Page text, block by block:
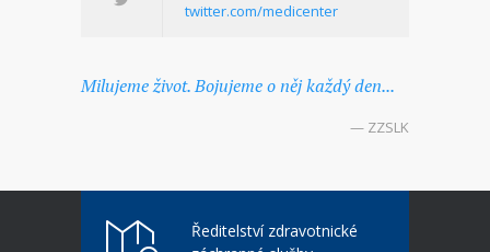
twitter.com/medicenter
Milujeme život. Bojujeme o něj každý den...
— ZZSLK
Ředitelství zdravotnické